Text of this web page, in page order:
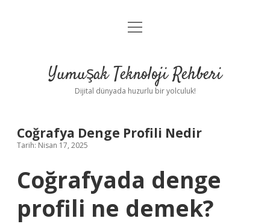
Anasayfa
Yasal Uyarı
menüyü
Yumuşak Teknoloji Rehberi
Dijital dünyada huzurlu bir yolculuk!
Coğrafya Denge Profili Nedir
Tarih: Nisan 17, 2025
Coğrafyada denge
profili ne demek?